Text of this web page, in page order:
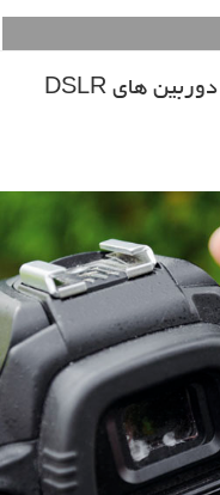
چگونه از قفل نوردهی خودکار در دوربین های DSLR